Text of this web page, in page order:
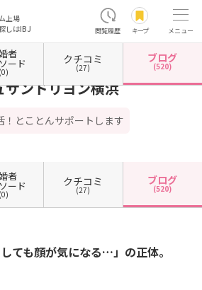
上場
しはIBJ
閲覧履歴 キープ メニュー
神奈川県横浜市 神奈川県横浜市西区 マリアージュサ
サンドリヨン横浜
とことんサポートします
者
ード
(0)
クチコミ
(27)
ブログ
(520)
者
ード
(0)
クチコミ
(27)
ブログ
(520)
ても顔が気になる…」の正体。